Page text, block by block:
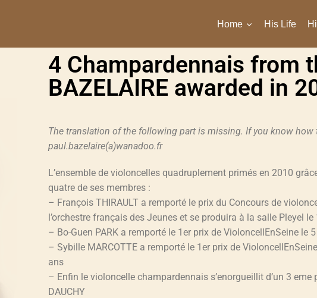
Home His Life
4 Champardennais from
BAZELAIRE awarded in
The translation of the following part is missing. If you know
paul.bazelaire(a)wanadoo.fr
L’ensemble de violoncelles quadruplement primés en 2010
quatre de ses membres :
– François THIRAULT a remporté le prix du Concours de
l’orchestre français des Jeunes et se produira à la salle Pleyel le
– Bo-Guen PARK a remporté le 1er prix de VioloncellEnSeine
– Sybille MARCOTTE a remporté le 1er prix de
ans
– Enfin le violoncelle champardennais s’enorgueillit d’un 3
DAUCHY